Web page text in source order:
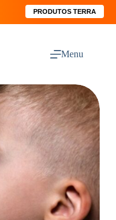
PRODUTOS TERRA
Menu